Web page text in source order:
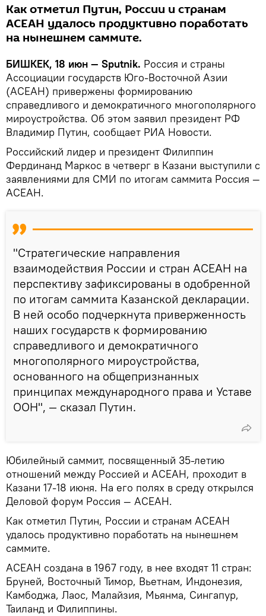
Как отметил Путин, России и странам
АСЕАН удалось продуктивно поработать
на нынешнем саммите.
БИШКЕК, 18 июн — Sputnik. Россия и страны
Ассоциации государств Юго-Восточной Азии
(АСЕАН) привержены формированию
справедливого и демократичного многополярного
мироустройства. Об этом заявил президент РФ
Владимир Путин, сообщает РИА Новости.
Российский лидер и президент Филиппин
Фердинанд Маркос в четверг в Казани выступили с
заявлениями для СМИ по итогам саммита Россия —
АСЕАН.
"Стратегические направления
взаимодействия России и стран АСЕАН на
перспективу зафиксированы в одобренной
по итогам саммита Казанской декларации.
В ней особо подчеркнута приверженность
наших государств к формированию
справедливого и демократичного
многополярного мироустройства,
основанного на общепризнанных
принципах международного права и Уставе
ООН", — сказал Путин.
Юбилейный саммит, посвященный 35-летию
отношений между Россией и АСЕАН, проходит в
Казани 17-18 июня. На его полях в среду открылся
Деловой форум Россия — АСЕАН.
Как отметил Путин, России и странам АСЕАН
удалось продуктивно поработать на нынешнем
саммите.
АСЕАН создана в 1967 году, в нее входят 11 стран:
Бруней, Восточный Тимор, Вьетнам, Индонезия,
Камбоджа, Лаос, Малайзия, Мьянма, Сингапур,
Таиланд и Филиппины.